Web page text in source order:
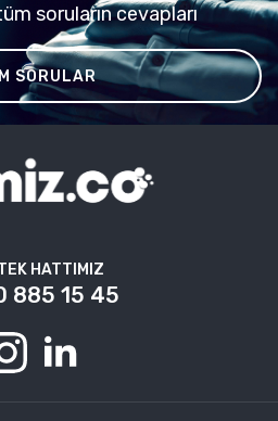
soruların cevapları
SORULAR
HATTIMIZ
885 15 45